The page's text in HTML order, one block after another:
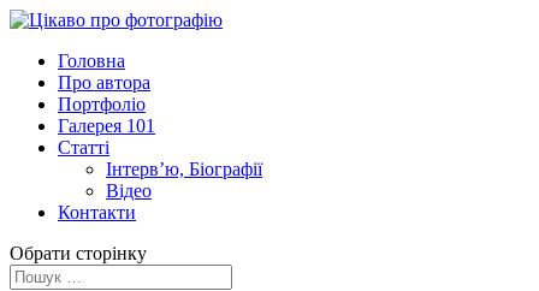
Головна
Про автора
Портфоліо
Галерея 101
Статті
Інтерв’ю, Біографії
Відео
Контакти
Обрати сторінку